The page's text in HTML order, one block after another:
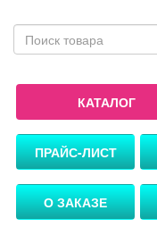
КАТАЛОГ
ПРАЙС-ЛИСТ
О ЗАКАЗЕ